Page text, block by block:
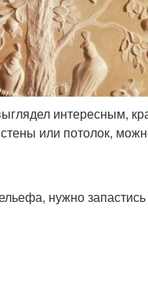
интересным,
или потолок,
нужно